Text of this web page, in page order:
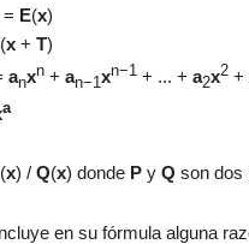
E(x)
(x+ T)
anxn + an−1xn−1 + ... + a2x2+
a
(x) / Q(x) donde P y Q son dos
en su fórmula alguna